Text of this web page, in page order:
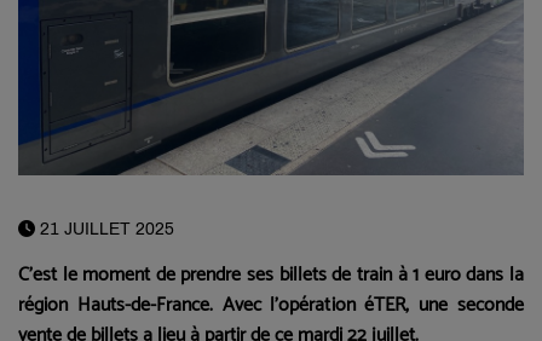
21 JUILLET 2025
C'est le moment de prendre ses billets de train à 1 euro dans la
région Hauts-de-France. Avec l'opération éTER, une seconde